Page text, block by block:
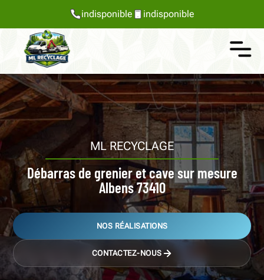
indisponible indisponible
ML RECYCLAGE
Débarras de grenier et cave sur mesure
Albens 73410
NOS RÉALISATIONS
CONTACTEZ-NOUS